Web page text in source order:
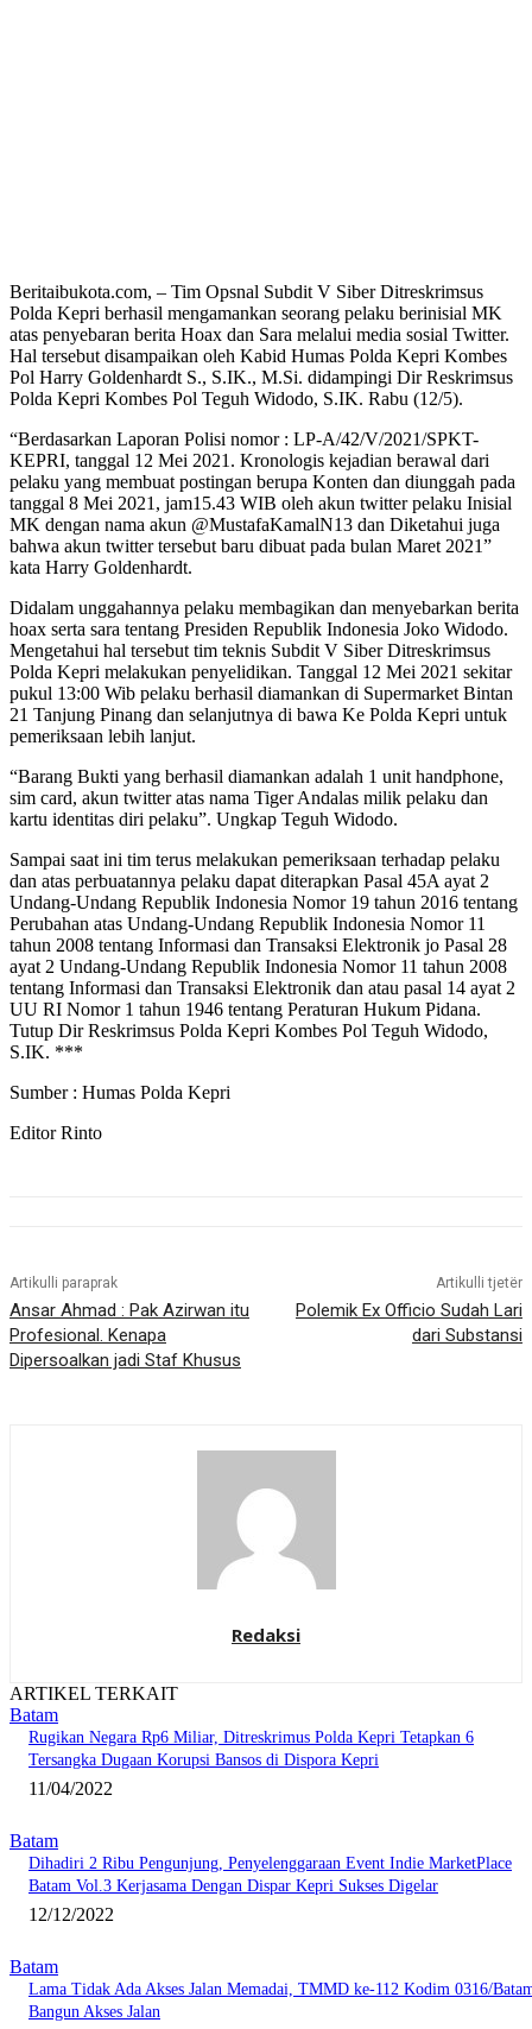
Beritaibukota.com, – Tim Opsnal Subdit V Siber Ditreskrimsus
Polda Kepri berhasil mengamankan seorang pelaku berinisial MK
atas penyebaran berita Hoax dan Sara melalui media sosial Twitter.
Hal tersebut disampaikan oleh Kabid Humas Polda Kepri Kombes
Pol Harry Goldenhardt S., S.IK., M.Si. didampingi Dir Reskrimsus
Polda Kepri Kombes Pol Teguh Widodo, S.IK. Rabu (12/5).
“Berdasarkan Laporan Polisi nomor : LP-A/42/V/2021/SPKT-
KEPRI, tanggal 12 Mei 2021. Kronologis kejadian berawal dari
pelaku yang membuat postingan berupa Konten dan diunggah pada
tanggal 8 Mei 2021, jam15.43 WIB oleh akun twitter pelaku Inisial
MK dengan nama akun @MustafaKamalN13 dan Diketahui juga
bahwa akun twitter tersebut baru dibuat pada bulan Maret 2021”
kata Harry Goldenhardt.
Didalam unggahannya pelaku membagikan dan menyebarkan berita
hoax serta sara tentang Presiden Republik Indonesia Joko Widodo.
Mengetahui hal tersebut tim teknis Subdit V Siber Ditreskrimsus
Polda Kepri melakukan penyelidikan. Tanggal 12 Mei 2021 sekitar
pukul 13:00 Wib pelaku berhasil diamankan di Supermarket Bintan
21 Tanjung Pinang dan selanjutnya di bawa Ke Polda Kepri untuk
pemeriksaan lebih lanjut.
“Barang Bukti yang berhasil diamankan adalah 1 unit handphone,
sim card, akun twitter atas nama Tiger Andalas milik pelaku dan
kartu identitas diri pelaku”. Ungkap Teguh Widodo.
Sampai saat ini tim terus melakukan pemeriksaan terhadap pelaku
dan atas perbuatannya pelaku dapat diterapkan Pasal 45A ayat 2
Undang-Undang Republik Indonesia Nomor 19 tahun 2016 tentang
Perubahan atas Undang-Undang Republik Indonesia Nomor 11
tahun 2008 tentang Informasi dan Transaksi Elektronik jo Pasal 28
ayat 2 Undang-Undang Republik Indonesia Nomor 11 tahun 2008
tentang Informasi dan Transaksi Elektronik dan atau pasal 14 ayat 2
UU RI Nomor 1 tahun 1946 tentang Peraturan Hukum Pidana.
Tutup Dir Reskrimsus Polda Kepri Kombes Pol Teguh Widodo,
S.IK. ***
Sumber : Humas Polda Kepri
Editor Rinto
Artikulli paraprak
Ansar Ahmad : Pak Azirwan itu
Profesional. Kenapa
Dipersoalkan jadi Staf Khusus
Artikulli tjetër
Polemik Ex Officio Sudah Lari
dari Substansi
Redaksi
ARTIKEL TERKAIT
Batam
Rugikan Negara Rp6 Miliar, Ditreskrimus Polda Kepri Tetapkan 6
Tersangka Dugaan Korupsi Bansos di Dispora Kepri
11/04/2022
Batam
Dihadiri 2 Ribu Pengunjung, Penyelenggaraan Event Indie MarketPlace
Batam Vol.3 Kerjasama Dengan Dispar Kepri Sukses Digelar
12/12/2022
Batam
Lama Tidak Ada Akses Jalan Memadai, TMMD ke-112 Kodim 0316/
Bangun Akses Jalan